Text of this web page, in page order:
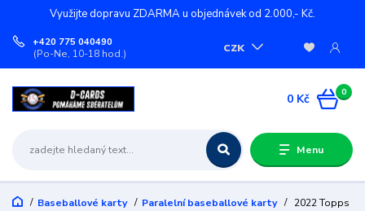
Využijte dopravu ZDARMA u objednávek od 2.000,- Kč.
Menu
CZK
+420 775 040490
(Po-Ne, 10-18 hod.)
0
0 Kč
Baseballové karty Paralelní baseballové karty
2022 Topps